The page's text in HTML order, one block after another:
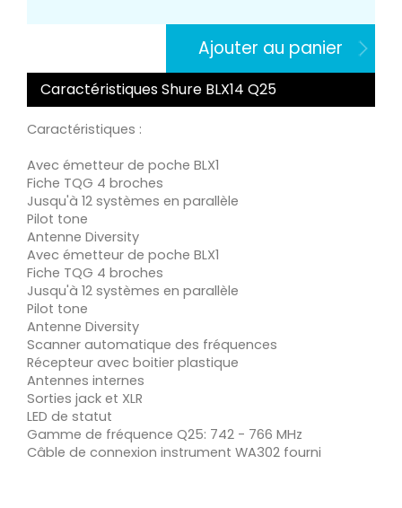
Ajouter au panier
Caractéristiques Shure BLX14 Q25
Caractéristiques :
Avec émetteur de poche BLX1
Fiche TQG 4 broches
Jusqu'à 12 systèmes en parallèle
Pilot tone
Antenne Diversity
Avec émetteur de poche BLX1
Fiche TQG 4 broches
Jusqu'à 12 systèmes en parallèle
Pilot tone
Antenne Diversity
Scanner automatique des fréquences
Récepteur avec boitier plastique
Antennes internes
Sorties jack et XLR
LED de statut
Gamme de fréquence Q25: 742 - 766 MHz
Câble de connexion instrument WA302 fourni